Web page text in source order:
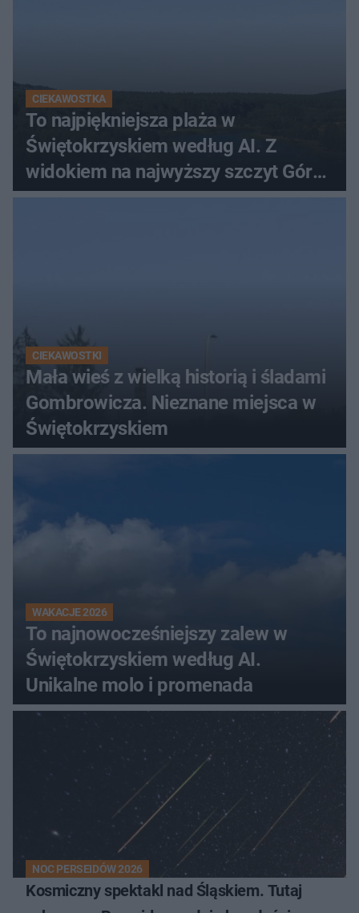
CIEKAWOSTKA
To najpiękniejsza plaża w
Świętokrzyskiem według AI. Z
widokiem na najwyższy szczyt Gór
Świętokrzyskich
CIEKAWOSTKI
Mała wieś z wielką historią i śladami
Gombrowicza. Nieznane miejsca w
Świętokrzyskiem
WAKACJE 2026
To najnowocześniejszy zalew w
Świętokrzyskiem według AI.
Unikalne molo i promenada
NOC PERSEIDÓW 2026
Kosmiczny spektakl nad Śląskiem. Tutaj